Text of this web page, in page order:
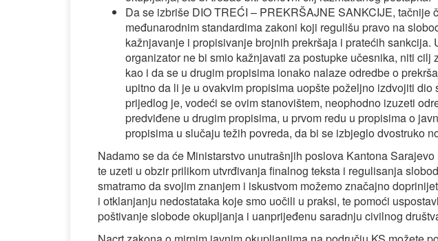
Da se izbriše DIO TREĆI – PREKRŠAJNE SANKCIJE, tačnije
međunarodnim standardima zakoni koji regulišu pravo na
kažnjavanje i propisivanje brojnih prekršaja i pratećih sankcija.
organizator ne bi smio kažnjavati za postupke učesnika, niti cilj
kao i da se u drugim propisima ionako nalaze odredbe o
upitno da li je u ovakvim propisima uopšte poželjno izdvojiti
prijedlog je, vodeći se ovim stanovištem, neophodno izuzeti
predviđene u drugim propisima, u prvom redu u propisima o
propisima u slučaju težih povreda, da bi se izbjeglo dvostruko
Nadamo se da će Ministarstvo unutrašnjih poslova Kantona
te uzeti u obzir prilikom utvrđivanja finalnog teksta i regulisanja
smatramo da svojim znanjem i iskustvom možemo značajno
i otklanjanju nedostataka koje smo uočili u praksi, te pomoći
poštivanje slobode okupljanja i uanprijeđenu saradnju civilnog